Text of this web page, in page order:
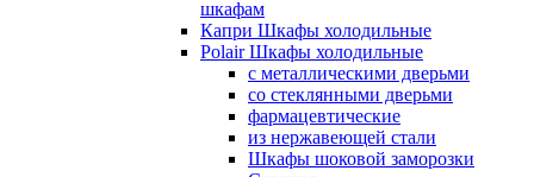
шкафам
Капри Шкафы холодильные
Polair Шкафы холодильные
с металлическими дверьми
со стеклянными дверьми
фармацевтические
из нержавеющей стали
Шкафы шоковой заморозки